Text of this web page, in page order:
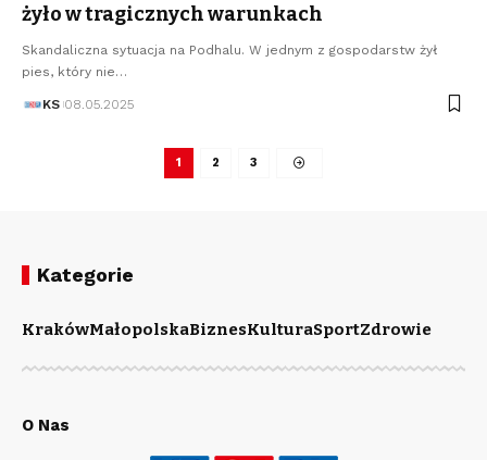
żyło w tragicznych warunkach
Skandaliczna sytuacja na Podhalu. W jednym z gospodarstw żył
pies, który nie…
KS 08.05.2025
1 2 3
Kategorie
KrakówMałopolskaBiznesKulturaSportZdrowie
O Nas